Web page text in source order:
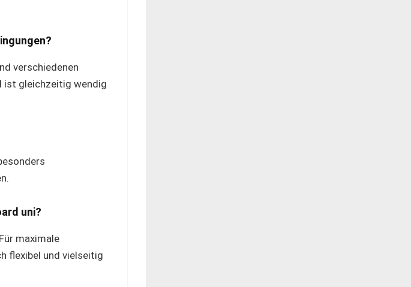
verschiedenen
ist gleichzeitig wendig
uni?
maximale
flexibel und vielseitig